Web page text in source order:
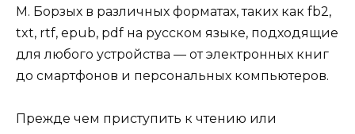
М. Борзых в различных форматах, таких как fb2,
txt, rtf, epub, pdf на русском языке, подходящие
для любого устройства — от электронных книг
до смартфонов и персональных компьютеров.
Прежде чем приступить к чтению или